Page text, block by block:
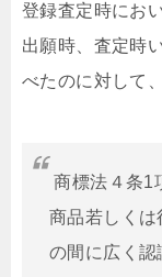
登録査定時にお
出願時、査定時
べたのに対して
商標法４条1
商品若しく
の間に広く認